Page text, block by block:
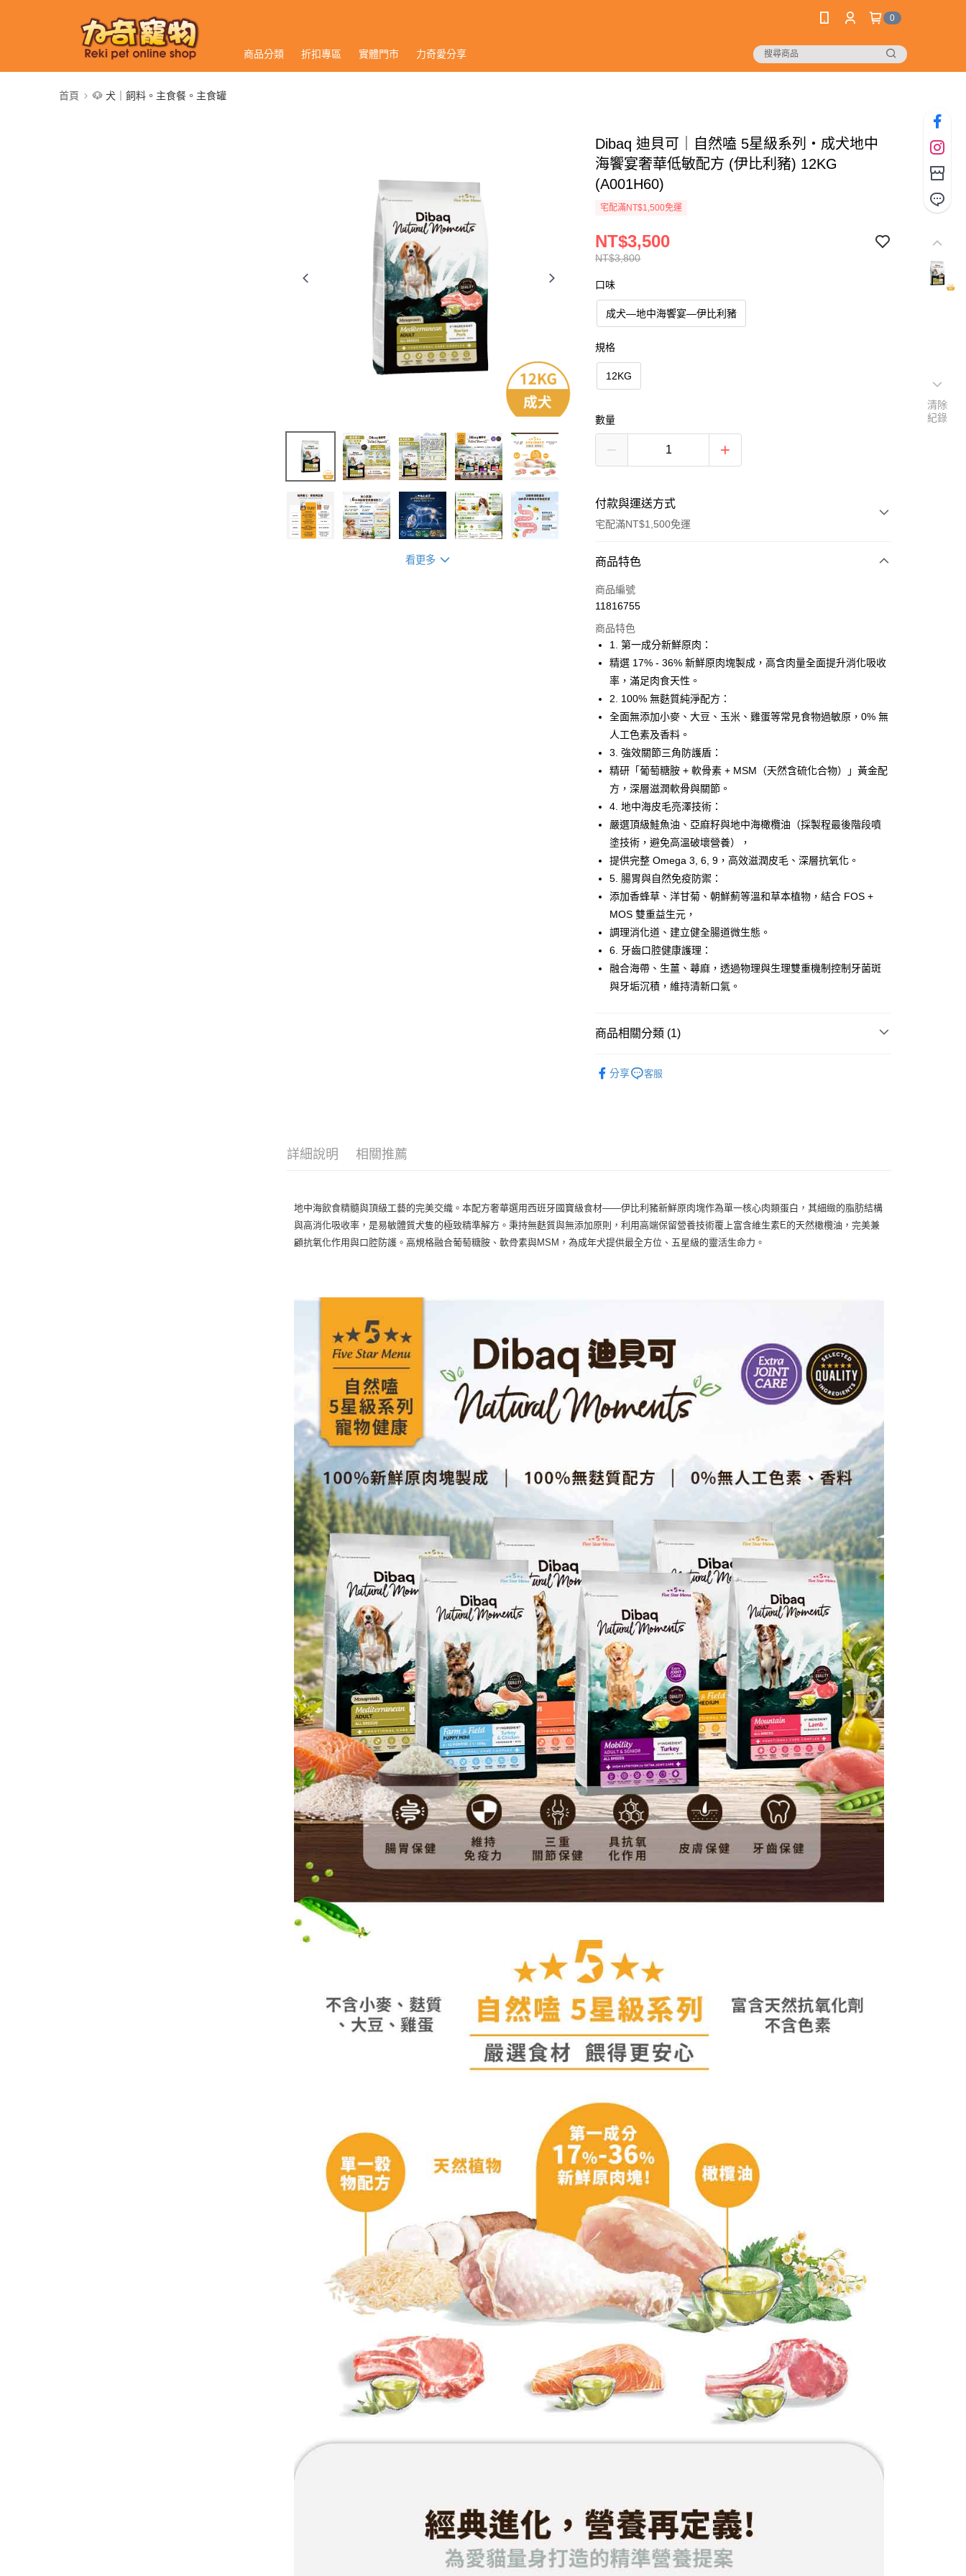
0
商品分類 折扣專區 實體門市 力奇愛分享
首頁 🐶 犬｜飼料。主食餐。主食罐
看更多
Dibaq 迪貝可｜自然嗑 5星級系列・成犬地中
海饗宴奢華低敏配方 (伊比利豬) 12KG
(A001H60)
宅配滿NT$1,500免運
NT$3,800
NT$3,500
口味
成犬—地中海饗宴—伊比利豬
規格
12KG
數量
付款與運送方式
宅配滿NT$1,500免運
付款方式
信用卡一次付款
Apple Pay
悠遊付
AFTEE先享後付
相關說明
【關於「AFTEE先享後付」】
AFTEE先享後付是「在收到商品之後才付款」的支付方式。 讓您購物簡單
便利好安心！
１．簡單：不需註冊會員、不需綁卡、不需儲值。
２．便利：只要手機號碼，簡訊認證，即可結帳。
３．安心：先確認商品／服務後，再付款。
【「AFTEE先享後付」結帳流程】
１．於結帳方式選擇「AFTEE先享後付」後，將跳轉至「AFTEE先享後
付」結帳頁面，進行簡訊認證並確認金額後，即可完成結帳。
２．訂單成立數日內，您將收到繳費通知簡訊。
３．收到繳費通知簡訊後14天內，點擊此簡訊中的連結，可透過四大超商
／ATM／網路銀行／等多元方式進行付款，方視為交易完成。
※ 請注意：結帳手續完成當下不需立刻繳費，但若您需要取消訂單，請聯
先享後付繳納相關費用。
※ 交易是否成功請以「AFTEE先享後付 」之結帳頁面顯示為準，若有關於
是否繳費成功／繳費後需取消欲退款等相關疑問，請聯繫「AFTEE先享後
付客戶支援中心」https://netprotections.freshdesk.com/support/home
【注意事項】
２．關於個人資料處理事宜，請瀏覽以下網址：
「AFTEE先享後付」，若未經同意申辦者引起之損失，本公司不負相關責
ATM付款
運送方式
宅配
每筆NT$110，滿NT$1,500(含以上)免運費
宅配【偏遠地區-依黑貓物流所公告地區為主】
每筆NT$250
商品特色
商品編號
11816755
商品特色
1. 第一成分新鮮原肉：
精選 17% - 36% 新鮮原肉塊製成，高含肉量全面提升消化吸收
率，滿足肉食天性。
2. 100% 無麩質純淨配方：
全面無添加小麥、大豆、玉米、雞蛋等常見食物過敏原，0% 無
人工色素及香料。
3. 強效關節三角防護盾：
精研「葡萄糖胺 + 軟骨素 + MSM（天然含硫化合物）」黃金配
方，深層滋潤軟骨與關節。
4. 地中海皮毛亮澤技術：
嚴選頂級鮭魚油、亞麻籽與地中海橄欖油（採製程最後階段噴
塗技術，避免高溫破壞營養），
提供完整 Omega 3, 6, 9，高效滋潤皮毛、深層抗氧化。
5. 腸胃與自然免疫防禦：
添加香蜂草、洋甘菊、朝鮮薊等溫和草本植物，結合 FOS +
MOS 雙重益生元，
調理消化道、建立健全腸道微生態。
6. 牙齒口腔健康護理：
融合海帶、生薑、蕁麻，透過物理與生理雙重機制控制牙菌斑
與牙垢沉積，維持清新口氣。
商品相關分類 (1)
分享
客服
詳細說明 相關推薦
地中海飲食精髓與頂級工藝的完美交織。本配方奢華選用西班牙國寶級食材——伊比利豬新鮮原肉塊作為單一核心肉類蛋白，其細緻的脂肪結構
與高消化吸收率，是易敏體質犬隻的極致精準解方。秉持無麩質與無添加原則，利用高端保留營養技術覆上富含維生素E的天然橄欖油，完美兼
顧抗氧化作用與口腔防護。高規格融合葡萄糖胺、軟骨素與MSM，為成年犬提供最全方位、五星級的靈活生命力。
清除
紀錄